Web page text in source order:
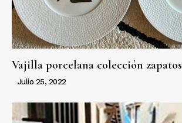
Vajilla porcelana colección zapatos
Julio 25, 2022